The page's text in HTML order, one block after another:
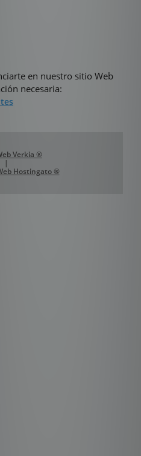
en nuestro sitio Web
necesaria:
Verkia ®
|
Hostingato ®